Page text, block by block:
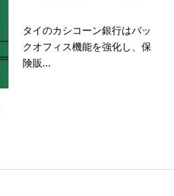
タイのカシコーン銀行はバッ
クオフィス機能を強化し、保
険販...